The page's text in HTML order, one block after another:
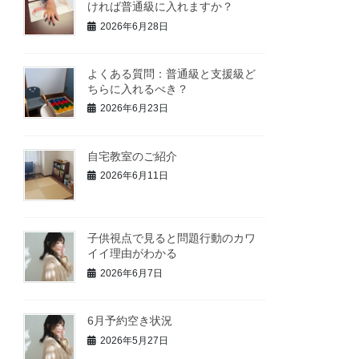
ければ普通級に入れますか？
2026年6月28日
よくある質問：普通級と支援級ど
ちらに入れるべき？
2026年6月23日
自宅教室のご紹介
2026年6月11日
子供視点で見ると問題行動のカワ
イイ理由がわかる
2026年6月7日
6月予約空き状況
2026年5月27日